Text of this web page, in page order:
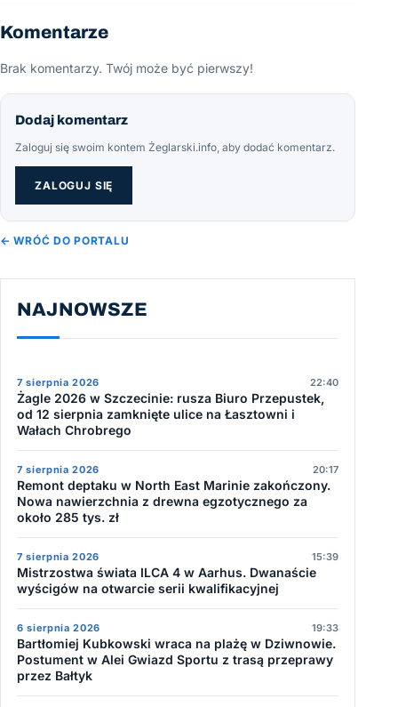
Komentarze
Brak komentarzy. Twój może być pierwszy!
Dodaj komentarz
Zaloguj się swoim kontem Żeglarski.info, aby dodać komentarz.
ZALOGUJ SIĘ
← WRÓĆ DO PORTALU
NAJNOWSZE
7 sierpnia 2026 22:40
Żagle 2026 w Szczecinie: rusza Biuro Przepustek,
od 12 sierpnia zamknięte ulice na Łasztowni i
Wałach Chrobrego
7 sierpnia 2026 20:17
Remont deptaku w North East Marinie zakończony.
Nowa nawierzchnia z drewna egzotycznego za
około 285 tys. zł
7 sierpnia 2026 15:39
Mistrzostwa świata ILCA 4 w Aarhus. Dwanaście
wyścigów na otwarcie serii kwalifikacyjnej
6 sierpnia 2026 19:33
Bartłomiej Kubkowski wraca na plażę w Dziwnowie.
Postument w Alei Gwiazd Sportu z trasą przeprawy
przez Bałtyk